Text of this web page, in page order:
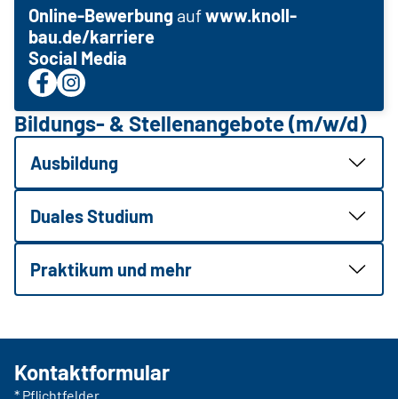
Online-Bewerbung aufwww.knoll-
bau.de/karriere
Social Media
Bildungs- & Stellenangebote (m/w/d)
Ausbildung
Duales Studium
Praktikum und mehr
Kontaktformular
* Pflichtfelder